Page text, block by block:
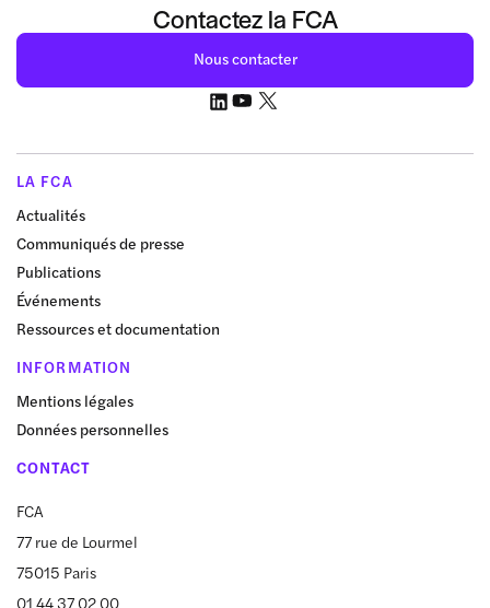
Contactez la FCA
Nous contacter
LA FCA
Actualités
Communiqués de presse
Publications
Événements
Ressources et documentation
INFORMATION
Mentions légales
Données personnelles
CONTACT
FCA
77 rue de Lourmel
75015 Paris
01 44 37 02 00